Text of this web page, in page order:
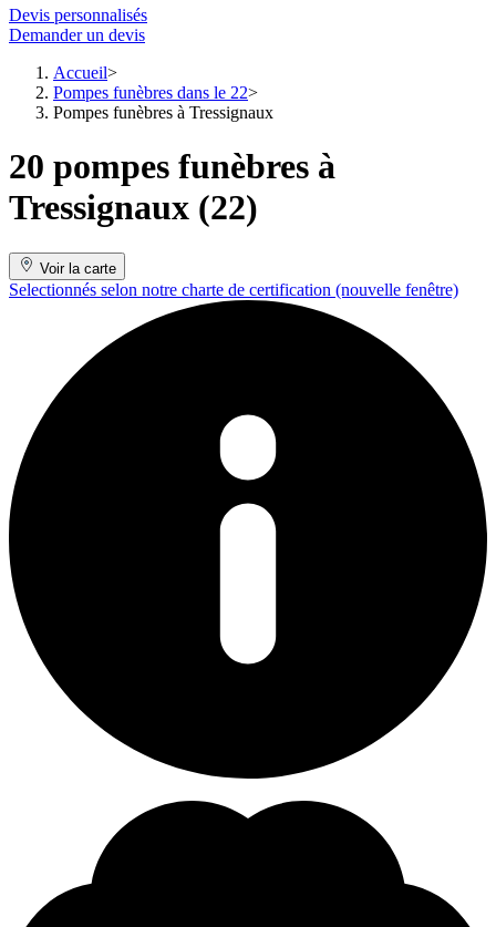
Devis personnalisés
Demander un devis
Accueil
Pompes funèbres dans le 22
Pompes funèbres à Tressignaux
20 pompes funèbres à
Tressignaux (22)
Voir la carte
Selectionnés selon notre charte de certification (nouvelle fenêtre)